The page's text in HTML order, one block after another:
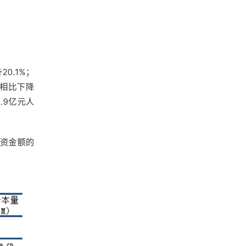
；
比下降
亿元人
金额的